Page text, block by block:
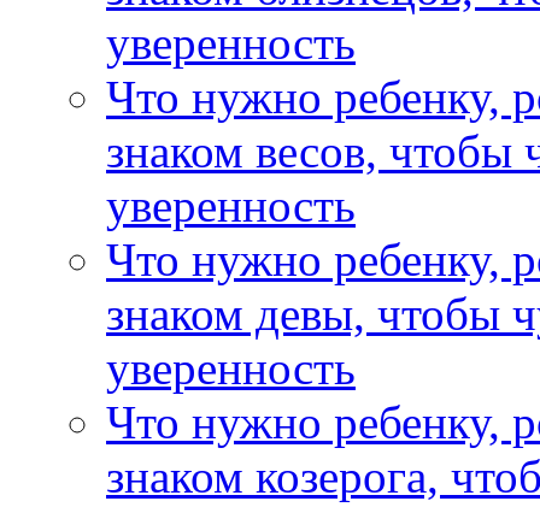
уверенность
Что нужно ребенку,
знаком весов, чтобы
уверенность
Что нужно ребенку,
знаком девы, чтобы
уверенность
Что нужно ребенку,
знаком козерога,